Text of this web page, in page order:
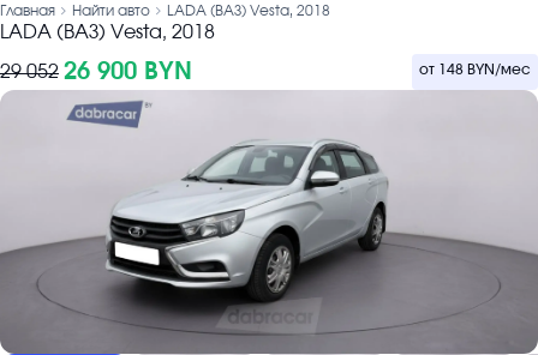
Главная chevron_forward Найти авто chevron_forward LADA (ВАЗ) Vesta, 2018
LADA (ВАЗ) Vesta, 2018
29 052 26 900 BYN от 148 BYN /мес